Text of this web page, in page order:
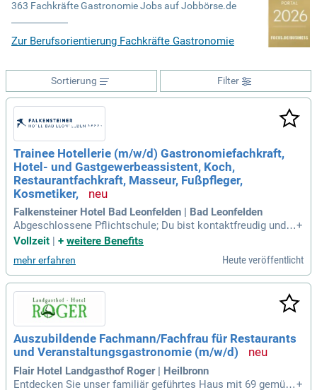
363 Fachkräfte Gastronomie Jobs auf Jobbörse.de
Zur Berufsorientierung Fachkräfte Gastronomie
Filter
Sortierung
Trainee Hotellerie (m/w/d) Gastronomiefachkraft,
Hotel- und Gastgewerbeassistent, Koch,
Restaurantfachkraft, Masseur, Fußpfleger,
Kosmetiker,
Falkensteiner Hotel Bad Leonfelden | Bad Leonfelden
Abgeschlossene Pflichtschule; Du bist kontaktfreudig und g
ehst offen auf Menschen zu; Du hast idealerweise erste Erfa
n Form eines Praktikums; Sehr gute Kenntnisse der deutsch
en Sprache, jede weitere
+
Vollzeit
+ weitere Benefits
mehr erfahren Heute veröffentlicht
Auszubildende Fachmann/Fachfrau für Restaurants
und Veranstaltungsgastronomie (m/w/d)
Flair Hotel Landgasthof Roger | Heilbronn
Entdecken Sie unser familiär geführtes Haus mit 69 gemütli+